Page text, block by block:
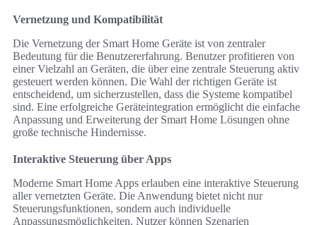
Vernetzung und Kompatibilität
Die Vernetzung der Smart Home Geräte ist von zentraler
Bedeutung für die Benutzererfahrung. Benutzer profitieren von
einer Vielzahl an Geräten, die über eine zentrale Steuerung aktiv
gesteuert werden können. Die Wahl der richtigen Geräte ist
entscheidend, um sicherzustellen, dass die Systeme kompatibel
sind. Eine erfolgreiche Geräteintegration ermöglicht die einfache
Anpassung und Erweiterung der Smart Home Lösungen ohne
große technische Hindernisse.
Interaktive Steuerung über Apps
Moderne Smart Home Apps erlauben eine interaktive Steuerung
aller vernetzten Geräte. Die Anwendung bietet nicht nur
Steuerungsfunktionen, sondern auch individuelle
Anpassungsmöglichkeiten. Nutzer können Szenarien